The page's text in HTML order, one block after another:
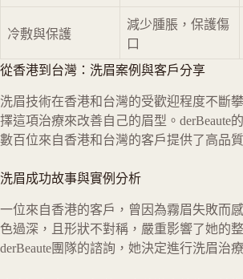
冷敷與保護
減少腫脹，保護傷
口
從香港到台灣：洗眉案例與客戶分享
洗眉技術在香港和台灣的受歡迎程度不斷
擇這項治療來改善自己的眉型。derBeaute
數百位來自香港和台灣的客戶提供了高品
洗眉成功故事與實例分析
一位來自香港的客戶，曾因為霧眉失敗而
色過深，且形狀不對稱，嚴重影響了她的
derBeaute團隊的諮詢，她決定進行洗眉治療